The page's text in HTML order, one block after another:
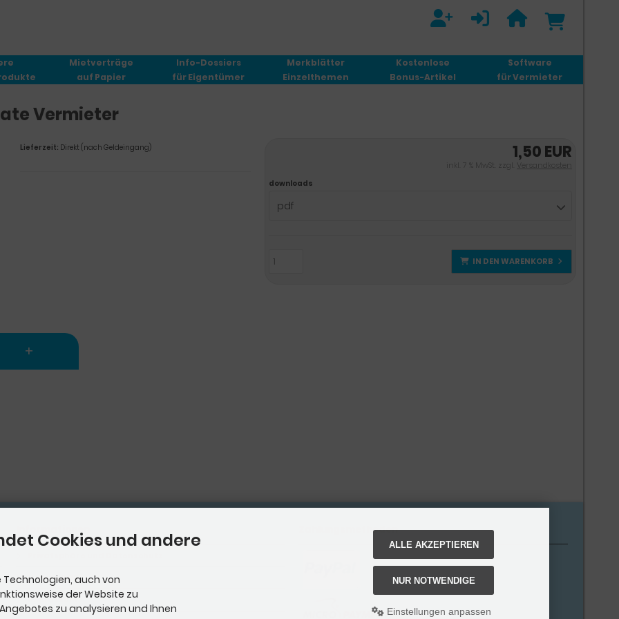
Mietverträge
auf Papier
Info-Dossiers
für Eigentümer
Merkblätter
Einzelthemen
Kostenlose
Bonus-Artikel
Software
für Vermieter
Vermieter
1,50 EUR
inkl. 7 % MwSt. zzgl. Versandkosten
downloads
pdf
IN DEN WARENKORB
Lieferzeit: Direkt (nach Geldeingang)
So
Uhr, an 7
wir
Informationen
Unsere AGB
Impressum
Zahlungsmethoden
Cookies und andere
auch von
der Website zu
zu analysieren und Ihnen
ALLE AKZEPTIEREN
NUR NOTWENDIGE
Einstellungen anpassen